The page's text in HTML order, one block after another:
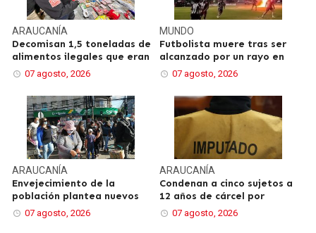
ARAUCANÍA
Decomisan 1,5 toneladas de
alimentos ilegales que eran
07 agosto, 2026
MUNDO
Futbolista muere tras ser
alcanzado por un rayo en
07 agosto, 2026
ARAUCANÍA
Envejecimiento de la
población plantea nuevos
07 agosto, 2026
ARAUCANÍA
Condenan a cinco sujetos a
12 años de cárcel por
07 agosto, 2026